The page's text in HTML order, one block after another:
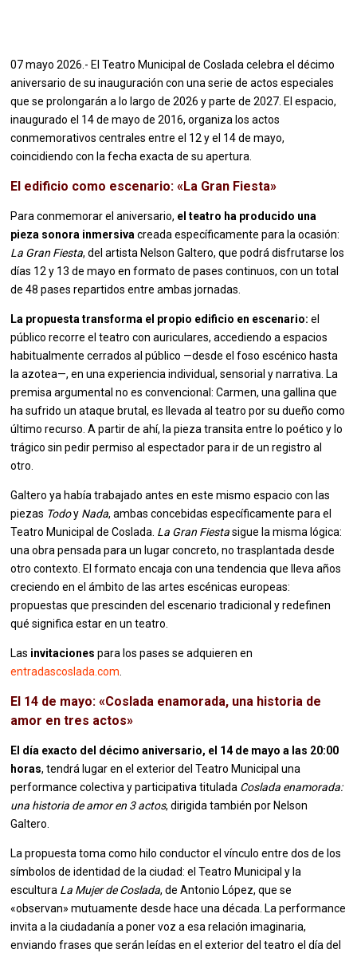
07 mayo 2026.- El Teatro Municipal de Coslada celebra el décimo
aniversario de su inauguración con una serie de actos especiales
que se prolongarán a lo largo de 2026 y parte de 2027. El espacio,
inaugurado el 14 de mayo de 2016, organiza los actos
conmemorativos centrales entre el 12 y el 14 de mayo,
coincidiendo con la fecha exacta de su apertura.
El edificio como escenario: «La Gran Fiesta»
Para conmemorar el aniversario, el teatro ha producido una
pieza sonora inmersiva creada específicamente para la ocasión:
La Gran Fiesta, del artista Nelson Galtero, que podrá disfrutarse los
días 12 y 13 de mayo en formato de pases continuos, con un total
de 48 pases repartidos entre ambas jornadas.
La propuesta transforma el propio edificio en escenario: el
público recorre el teatro con auriculares, accediendo a espacios
habitualmente cerrados al público —desde el foso escénico hasta
la azotea—, en una experiencia individual, sensorial y narrativa. La
premisa argumental no es convencional: Carmen, una gallina que
ha sufrido un ataque brutal, es llevada al teatro por su dueño como
último recurso. A partir de ahí, la pieza transita entre lo poético y lo
trágico sin pedir permiso al espectador para ir de un registro al
otro.
Galtero ya había trabajado antes en este mismo espacio con las
piezas Todoy Nada, ambas concebidas específicamente para el
Teatro Municipal de Coslada. La Gran Fiestasigue la misma lógica:
una obra pensada para un lugar concreto, no trasplantada desde
otro contexto. El formato encaja con una tendencia que lleva años
creciendo en el ámbito de las artes escénicas europeas:
propuestas que prescinden del escenario tradicional y redefinen
qué significa estar en un teatro.
Las invitacionespara los pases se adquieren en
entradascoslada.com
El 14 de mayo: «Coslada enamorada, una historia de
amor en tres actos»
El día exacto del décimo aniversario, el 14 de mayo a las 20:00
horas, tendrá lugar en el exterior del Teatro Municipal una
performance colectiva y participativa titulada Coslada enamorada:
una historia de amor en 3 actos, dirigida también por Nelson
Galtero.
La propuesta toma como hilo conductor el vínculo entre dos de los
símbolos de identidad de la ciudad: el Teatro Municipal y la
escultura La Mujer de Coslada, de Antonio López, que se
«observan» mutuamente desde hace una década. La performance
invita a la ciudadanía a poner voz a esa relación imaginaria,
enviando frases que serán leídas en el exterior del teatro el día del